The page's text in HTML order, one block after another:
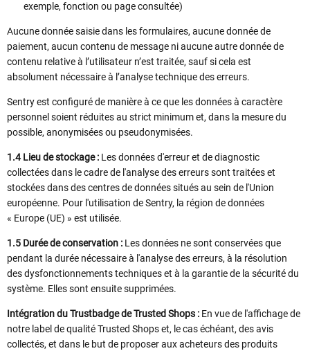
exemple, fonction ou page consultée)
Aucune donnée saisie dans les formulaires, aucune donnée de
paiement, aucun contenu de message ni aucune autre donnée de
contenu relative à l’utilisateur n’est traitée, sauf si cela est
absolument nécessaire à l’analyse technique des erreurs.
Sentry est configuré de manière à ce que les données à caractère
personnel soient réduites au strict minimum et, dans la mesure du
possible, anonymisées ou pseudonymisées.
1.4 Lieu de stockage : Les données d'erreur et de diagnostic
collectées dans le cadre de l'analyse des erreurs sont traitées et
stockées dans des centres de données situés au sein de l'Union
européenne. Pour l'utilisation de Sentry, la région de données
« Europe (UE) » est utilisée.
1.5 Durée de conservation : Les données ne sont conservées que
pendant la durée nécessaire à l'analyse des erreurs, à la résolution
des dysfonctionnements techniques et à la garantie de la sécurité du
système. Elles sont ensuite supprimées.
Intégration du Trustbadge de Trusted Shops : En vue de l'affichage de
notre label de qualité Trusted Shops et, le cas échéant, des avis
collectés, et dans le but de proposer aux acheteurs des produits